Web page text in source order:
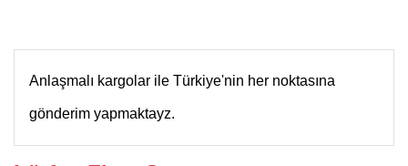
Anlaşmalı kargolar ile Türkiye'nin her noktasına
gönderim yapmaktayz.